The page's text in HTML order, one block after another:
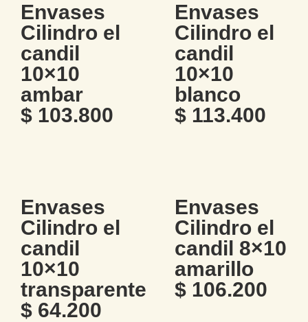
Envases
Cilindro el
candil
10×10
ambar
$ 103.800
Envases
Cilindro el
candil
10×10
blanco
$ 113.400
Envases
Cilindro el
candil
10×10
transparente
$ 64.200
Envases
Cilindro el
candil 8×10
amarillo
$ 106.200